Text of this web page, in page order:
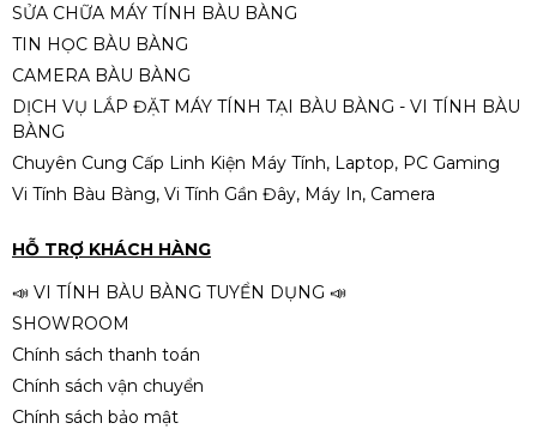
SỬA CHỮA MÁY TÍNH BÀU BÀNG
TIN HỌC BÀU BÀNG
CAMERA BÀU BÀNG
DỊCH VỤ LẮP ĐẶT MÁY TÍNH TẠI BÀU BÀNG - VI TÍNH BÀU
BÀNG
Chuyên Cung Cấp Linh Kiện Máy Tính, Laptop, PC Gaming
Vi Tính Bàu Bàng, Vi Tính Gần Đây, Máy In, Camera
HỖ TRỢ KHÁCH HÀNG
📣 VI TÍNH BÀU BÀNG TUYỂN DỤNG 📣
SHOWROOM
Chính sách thanh toán
Chính sách vận chuyển
Chính sách bảo mật